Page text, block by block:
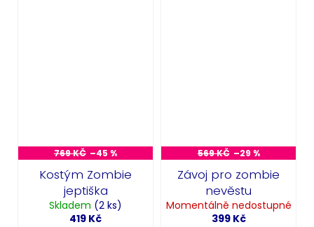
769 KČ –45 %
Kostým Zombie
jeptiška
Skladem (2 ks)
419 Kč
569 KČ –29 %
Závoj pro zombie
nevěstu
Momentálně nedostupné
399 Kč